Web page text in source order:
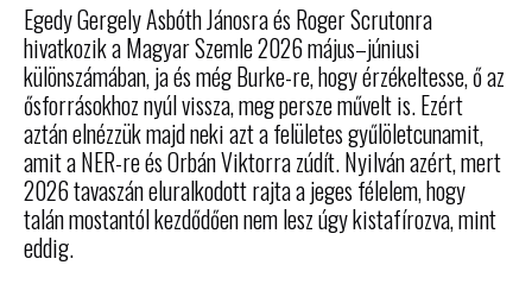
Egedy Gergely Asbóth Jánosra és Roger Scrutonra
hivatkozik a Magyar Szemle 2026 május–júniusi
különszámában, ja és még Burke-re, hogy érzékeltesse, ő az
ősforrásokhoz nyúl vissza, meg persze művelt is. Ezért
aztán elnézzük majd neki azt a felületes gyűlöletcunamit,
amit a NER-re és Orbán Viktorra zúdít. Nyilván azért, mert
2026 tavaszán eluralkodott rajta a jeges félelem, hogy
talán mostantól kezdődően nem lesz úgy kistafírozva, mint
eddig.